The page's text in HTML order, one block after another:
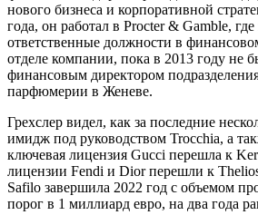
нового бизнеса и корпоративной
года, он работал в Procter & Gamble,
ответственные должности в
отделе компании, пока в 2013 году не
финансовым директором
парфюмерии в Женеве.
Грехслер видел, как за последние
имидж под руководством Trocchia, а
ключевая лицензия Gucci перешла к
лицензии Fendi и Dior перешли к
Safilo завершила 2022 год с объемом
порог в 1 миллиард евро, на два года